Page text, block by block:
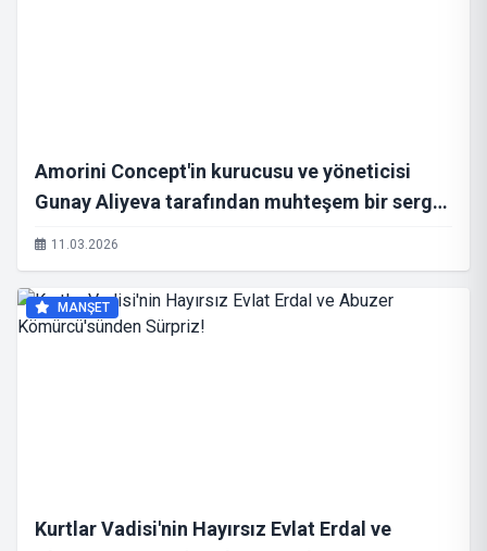
Amorini Concept'in kurucusu ve yöneticisi
Gunay Aliyeva tarafından muhteşem bir sergi
düzenlendi
11.03.2026
MANŞET
Kurtlar Vadisi'nin Hayırsız Evlat Erdal ve